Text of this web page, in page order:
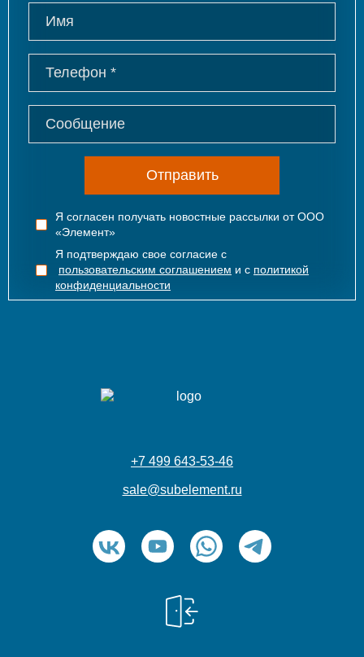
Отправить
Я согласен получать новостные рассылки от ООО
«Элемент»
Я подтверждаю свое согласие с
пользовательским соглашением и с политикой
конфиденциальности
+7 499 643-53-46
sale@subelement.ru